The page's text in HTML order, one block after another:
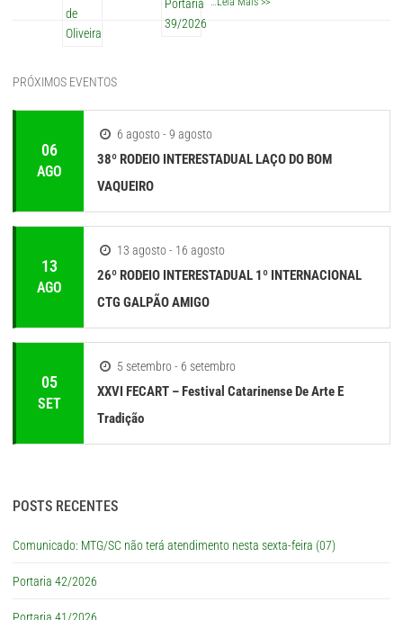
PRÓXIMOS EVENTOS
06
AGO
6 agosto - 9 agosto
38º RODEIO INTERESTADUAL LAÇO DO BOM
VAQUEIRO
13
AGO
13 agosto - 16 agosto
26º RODEIO INTERESTADUAL 1º INTERNACIONAL
CTG GALPÃO AMIGO
05
SET
5 setembro - 6 setembro
XXVI FECART – Festival Catarinense De Arte E
Tradição
POSTS RECENTES
Comunicado: MTG/SC não terá atendimento nesta sexta-feira (07)
Portaria 42/2026
Portaria 41/2026